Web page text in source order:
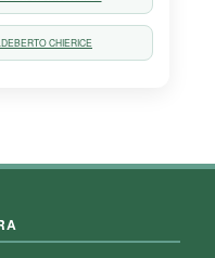
CHIERICE